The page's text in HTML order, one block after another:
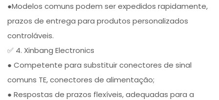
●Modelos comuns podem ser expedidos rapidamente,
prazos de entrega para produtos personalizados
controláveis.
✅ 4. Xinbang Electronics
● Competente para substituir conectores de sinal
comuns TE, conectores de alimentação;
● Respostas de prazos flexíveis, adequadas para a